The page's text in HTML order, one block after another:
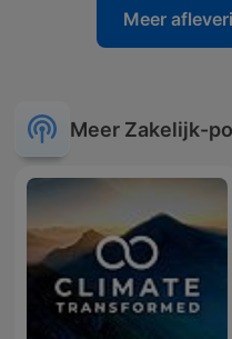
Meer
Meer Zakelijk-